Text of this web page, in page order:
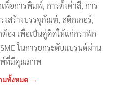
พื่อการพิมพ์, การตั้งค่าสี, การ
งสร้างบรรจุภัณฑ์, สติกเกอร์,
อง เพื่อเป็นคู่คิดให้แก่กราฟิก
ในการยกระดับแบรนด์ผ่าน
ที่มีคุณภาพ
มทั้งหมด →